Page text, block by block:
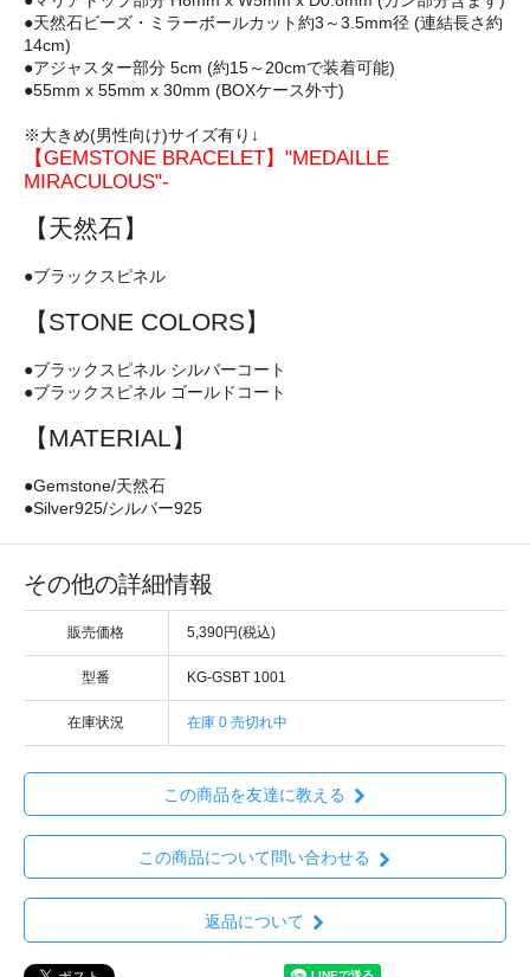
●天然石ビーズ・ミラーボールカット約3～3.5mm径 (連結長さ約
14cm)
●アジャスター部分 5cm (約15～20cmで装着可能)
●55mm x 55mm x 30mm (BOXケース外寸)
※大きめ(男性向け)サイズ有り↓
【GEMSTONE BRACELET】"MEDAILLE
MIRACULOUS"-
【天然石】
●ブラックスピネル
【STONE COLORS】
●ブラックスピネル シルバーコート
●ブラックスピネル ゴールドコート
【MATERIAL】
●Gemstone/天然石
●Silver925/シルバー925
その他の詳細情報
販売価格 5,390円(税込)
型番 KG-GSBT 1001
在庫状況 在庫 0 売切れ中
この商品を友達に教える
この商品について問い合わせる
返品について